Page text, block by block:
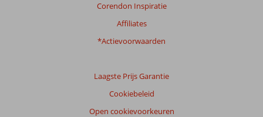
Corendon Inspiratie
Affiliates
*Actievoorwaarden
Laagste Prijs Garantie
Cookiebeleid
Open cookievoorkeuren